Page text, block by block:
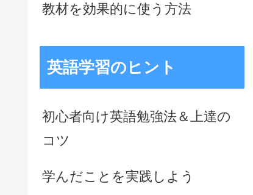
教材を効果的に使う方法
英語学習のヒント
初心者向け英語勉強法＆上達の
コツ
学んだことを実践しよう